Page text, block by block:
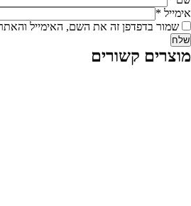
אימייל *
שמור בדפדפן זה את השם, האימייל
מוצרים קשורים